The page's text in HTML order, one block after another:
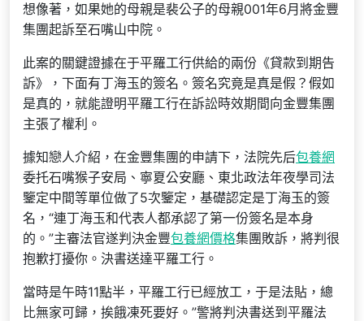
想像著，如果她的母親是裴公子的母親001年6月將金豐
集團起訴至石嘴山中院。
此案的關鍵證據在于平羅工行供給的兩份《貸款到期告
訴》，下面有丁海玉的簽名。簽名究竟是真是假？假如
是真的，就能證明平羅工行在訴訟時效期間向金豐集團
主張了權利。
據知戀人介紹，在金豐集團的申請下，法院先后包養網
委托石嘴猴子安局、寧夏公安廳、東北政法年夜學司法
鑒定中間等單位做了5次鑒定，基礎認定是丁海玉的簽
名，“連丁海玉和代表人都承認了第一份簽名是本身
的。”主審法官遂判決金豐包養網價格集團敗訴，將判很
抱歉打擾你。決書送達平羅工行。
當時是午時11點半，平羅工行已經放工，于是法貼，總
比無家可歸，挨餓凍死要好。”警將判決書送到平羅法